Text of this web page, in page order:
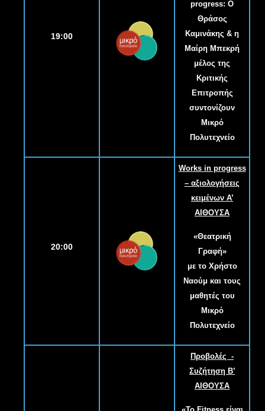
19:00
progress: Ο
Θράσος
Καμινάκης & η
Μαίρη Μπεκρή
μέλος της
Κριτικής
Επιτροπής
συντονίζουν
Μικρό
Πολυτεχνείο
20:00
Works in progress
– αξιολογήσεις
κειμένων Α’
ΑΙΘΟΥΣΑ
«Θεατρική
Γραφή»
με το Χρήστο
Ναούμ και τους
μαθητές του
Μικρό
Πολυτεχνείο
Προβολές -
Συζήτηση Β’
ΑΙΘΟΥΣΑ